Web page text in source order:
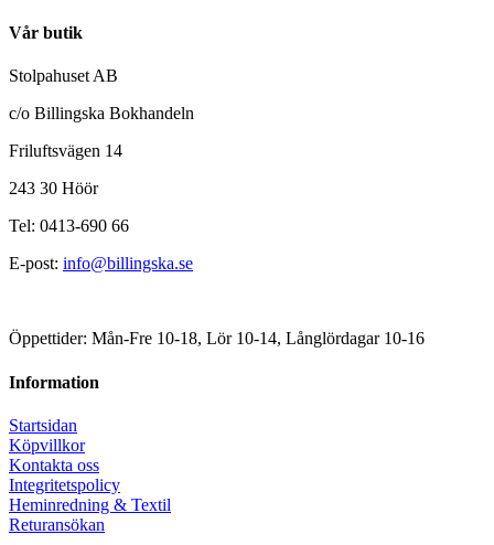
Vår butik
Stolpahuset AB
c/o Billingska Bokhandeln
Friluftsvägen 14
243 30 Höör
Tel: 0413-690 66
E-post: info@billingska.se
Öppettider: Mån-Fre 10-18, Lör 10-14, Långlördagar 10-16
Information
Startsidan
Köpvillkor
Kontakta oss
Integritetspolicy
Heminredning & Textil
Returansökan